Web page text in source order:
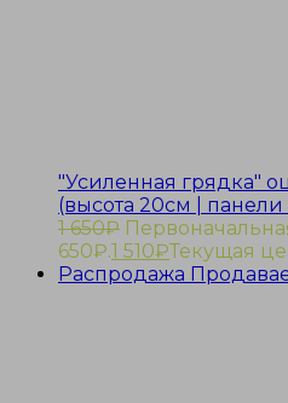
"Усиленная грядка"
(высота 20см | панели
1 650₽
650₽.1 510₽Текущая
Распродажа